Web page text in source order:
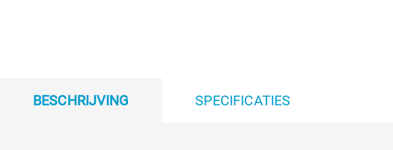
BESCHRIJVING SPECIFICATIES